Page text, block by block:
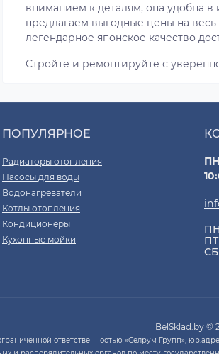
вниманием к деталям, она удобна
предлагаем выгодные цены на
легендарное японское качество
Стройте и ремонтируйте с
ПОПУЛЯРНОЕ
Радиаторы отопления
Насосы для воды
Водонагреватели
Котлы отопления
Кондиционеры
Кухонные мойки
ПТ
СБ
BelSklad.by ©
ответственностью «Селрум Групп»,